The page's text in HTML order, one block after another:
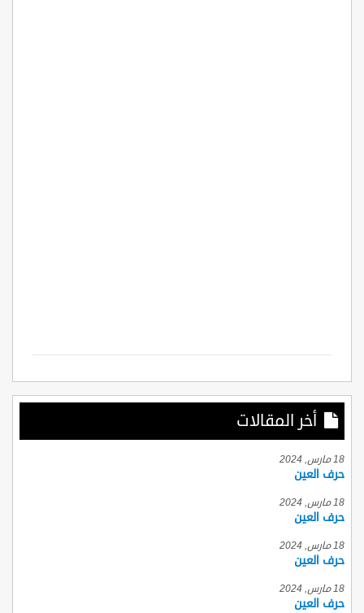
أخر المقالات
18 مارس, 2024
حرف العين
18 مارس, 2024
حرف العين
18 مارس, 2024
حرف العين
18 مارس, 2024
حرف العين